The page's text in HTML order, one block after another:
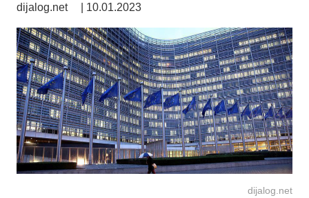
dijalog.net 10.01.2023
dijalog.net